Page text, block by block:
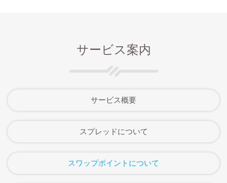
サービス案内
サービス概要
スプレッドについて
スワップポイントについて